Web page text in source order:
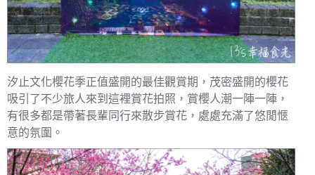
汐止文化櫻花季正值盛開的最佳觀賞期，茂密盛開的櫻花
吸引了不少旅人來到這裡賞花拍照，賞櫻人潮一陣一陣，
有很多都是帶著長輩同行來散步賞花，處處充滿了悠閒愜
意的氛圍。